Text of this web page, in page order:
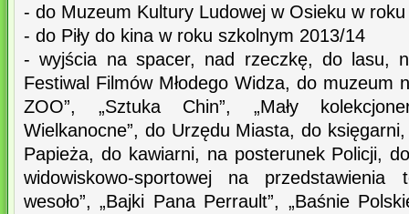
- do Muzeum Kultury Ludowej w Osieku w
- do Piły do kina w roku szkolnym 2013/14
- wyjścia na spacer, nad rzeczkę, do lasu,
Festiwal Filmów Młodego Widza, do muzeum
ZOO”, „Sztuka Chin”, „Mały
Wielkanocne”, do Urzędu Miasta, do
Papieża, do kawiarni, na posterunek Policji,
widowiskowo-sportowej na przedstawienia
wesoło”, „Bajki Pana Perrault”, „Baśnie